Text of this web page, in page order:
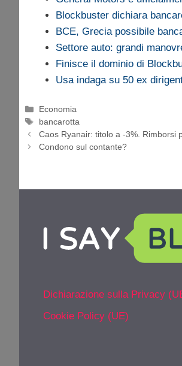
Blockbuster dichiara
BCE, Grecia possibile
Settore auto: grandi
Finisce il dominio di
Usa indaga su 50 ex
Categorie
Economia
Tag
bancarotta
Caos Ryanair: titolo a -3%. Rimborsi
Condono sul contante?
Dichiarazione sulla Privacy
Cookie Policy (UE)